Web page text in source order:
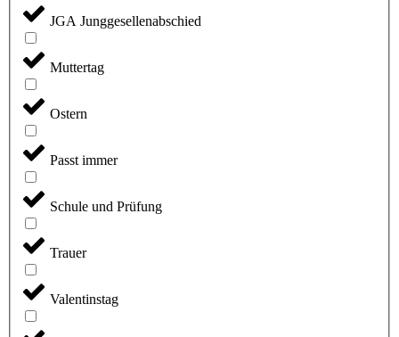
JGA Junggesellenabschied
Muttertag
Ostern
Passt immer
Schule und Prüfung
Trauer
Valentinstag